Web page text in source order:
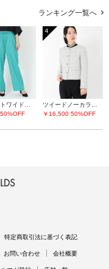
ランキング一覧へ
ストレートワイドパンツ
50%OFF
4
ツイードノーカラージャケット
￥16,500 50%OFF
特定商取引法に基づく表記
お問い合わせ 会社概要